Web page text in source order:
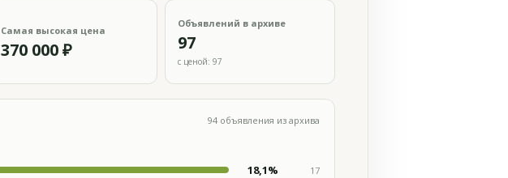
Самая высокая цена
370 000 ₽
Объявлений в архиве
97
с ценой: 97
94 объявления из архива
18,1%
17